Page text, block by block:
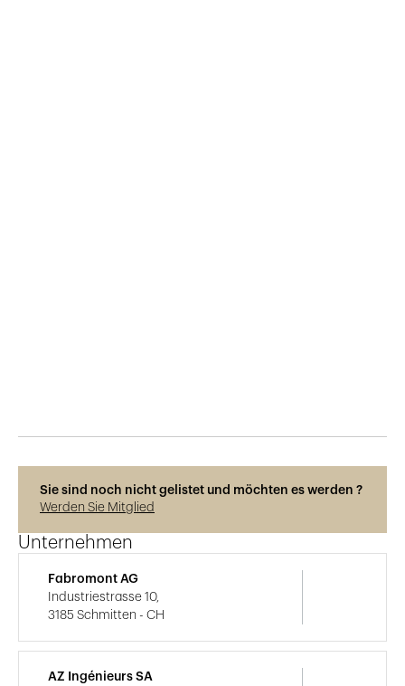
Sie sind noch nicht gelistet und möchten es werden ?
Werden Sie Mitglied
Unternehmen
Fabromont AG
Industriestrasse 10,
3185 Schmitten - CH
AZ Ingénieurs SA